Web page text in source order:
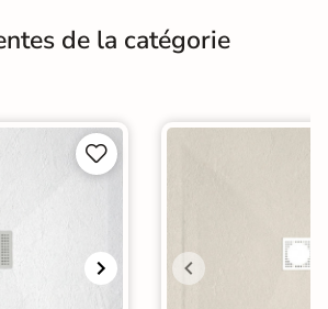
Espagnede la catégorie

